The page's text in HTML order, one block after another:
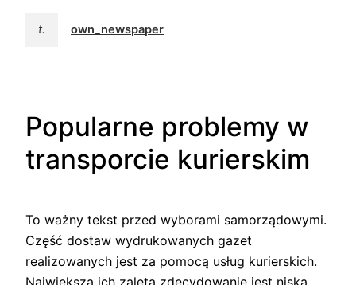
t. own_newspaper
Popularne problemy w
transporcie kurierskim
To ważny tekst przed wyborami samorządowymi.
Część dostaw wydrukowanych gazet
realizowanych jest za pomocą usług kurierskich.